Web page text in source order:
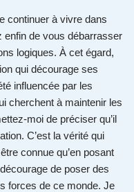
continuer à vivre dans
enfin de vous débarrasser
logiques. À cet égard,
qui décourage ses
influencée par les
cherchent à maintenir les
moi de préciser qu’il
C’est la vérité qui
connue qu’en posant
de poser des
forces de ce monde. Je